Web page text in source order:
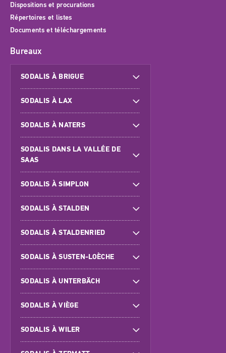
Dispositions et procurations
Répertoires et listes
Documents et téléchargements
Bureaux
SODALIS À BRIGUE
SODALIS À LAX
SODALIS À NATERS
SODALIS DANS LA VALLÉE DE
SAAS
SODALIS À SIMPLON
SODALIS À STALDEN
SODALIS À STALDENRIED
SODALIS À SUSTEN-LOÈCHE
SODALIS À UNTERBÄCH
SODALIS À VIÈGE
SODALIS À WILER